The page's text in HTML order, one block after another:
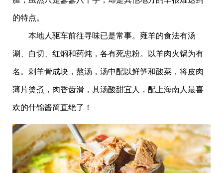
的特点。
本地人驱车前往寻味已是常事。雍羊的食法有汤
涮、白切、红焖和药炖，各有死忠粉。以羊肉火锅为有
名。剁羊骨成块，熬汤，汤中配以鲜笋和酸菜，将皮肉
薄片烫煮，肉香齿滑，其汤酸甜宜人，配上海南人最喜
欢的什锦酱简直绝了！